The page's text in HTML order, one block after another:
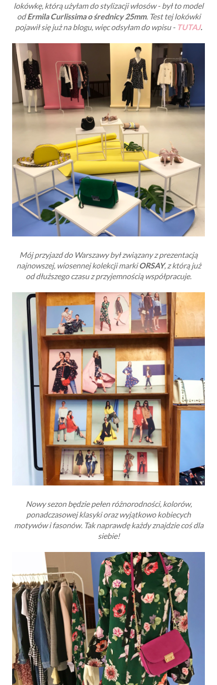
lokówkę, którą użyłam do stylizacji włosów - był to model
odErmila Curlissima o średnicy 25mm. Test tej lokówki
pojawił się już na blogu, więc odsyłam do wpisu - TUTAJ.
Mój przyjazd do Warszawy był związany z prezentacją
najnowszej, wiosennej kolekcji markiORSAY, z którą już
od dłuższego czasu z przyjemnością współpracuje.
Nowy sezon będzie pełen różnorodności, kolorów,
ponadczasowej klasyki oraz wyjątkowo kobiecych
motywów i fasonów. Tak naprawdę każdy znajdzie coś dla
siebie!